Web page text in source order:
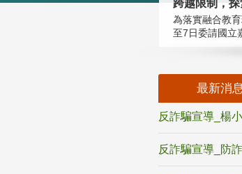
為落實融合教
至7日委請國立
最新消
反詐騙宣導_楊
反詐騙宣導_防